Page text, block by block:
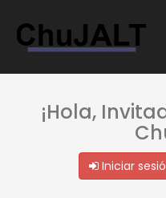
¡Hola,
Iniciar